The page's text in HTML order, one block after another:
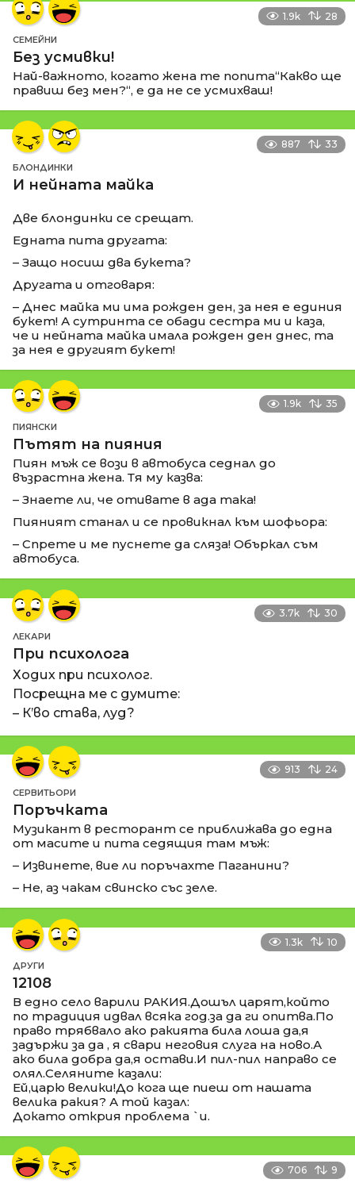
1.9k 28
СЕМЕЙНИ
Без усмивки!
Най-важното, когато жена те попита“Какво ще
правиш без мен?“, е да не се усмихваш!
887 33
БЛОНДИНКИ
И нейната майка
Две блондинки се срещат.
Едната пита другата:
– Защо носиш два букета?
Другата и отговаря:
– Днес майка ми има рожден ден, за нея е единия
букет! А сутринта се обади сестра ми и каза,
че и нейната майка имала рожден ден днес, та
за нея е другият букет!
1.9k 35
ПИЯНСКИ
Пътят на пияния
Пиян мъж се вози в автобуса седнал до
възрастна жена. Тя му казва:
– Знаете ли, че отивате в ада така!
Пияният станал и се провикнал към шофьора:
– Спрете и ме пуснете да сляза! Объркал съм
автобуса.
3.7k 30
ЛЕКАРИ
При психолога
Ходих при психолог.
Посрещна ме с думите:
– К’во става, луд?
913 24
СЕРВИТЬОРИ
Поръчката
Музикант в ресторант се приближава до една
от масите и пита седящия там мъж:
– Извинете, вие ли поръчахте Паганини?
– Не, аз чакам свинско със зеле.
1.3k 10
ДРУГИ
12108
В едно село варили РАКИЯ.Дошъл царят,който
по традиция идвал всяка год.за да ги опитва.По
право трябвало ако ракията била лоша да,я
задържи за да , я свари неговия слуга на ново.А
ако била добра да,я остави.И пил-пил направо се
олял.Селяните казали:
Ей,царю велики!До кога ще пиеш от нашата
велика ракия? А той казал:
Докато открия проблема `и.
706 9